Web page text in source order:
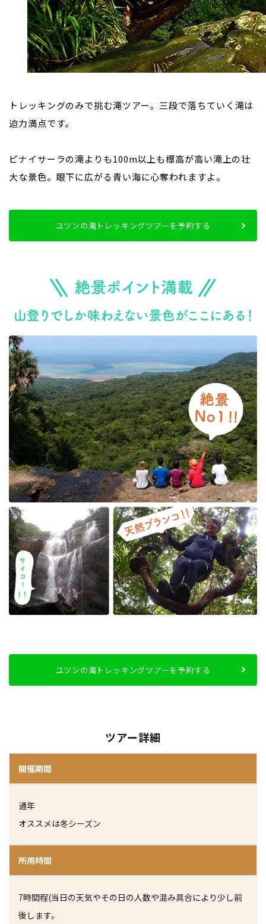
トレッキングのみで挑む滝ツアー。三段で落ちていく滝は
迫力満点です。
ピナイサーラの滝よりも100m以上も標高が高い滝上の壮
大な景色。眼下に広がる青い海に心奪われますよ。
ユツンの滝トレッキングツアーを予約する
ユツンの滝トレッキングツアーを予約する
ツアー詳細
開催期間
通年
オススメは冬シーズン
所用時間
7時間程(当日の天気やその日の人数や混み具合により少し前
後します。